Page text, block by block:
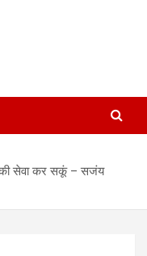
की सेवा कर सकूं – सजंय